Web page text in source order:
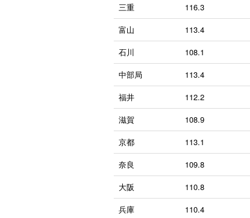
三重
116.3
富山
113.4
石川
108.1
中部局
113.4
福井
112.2
滋賀
108.9
京都
113.1
奈良
109.8
大阪
110.8
兵庫
110.4